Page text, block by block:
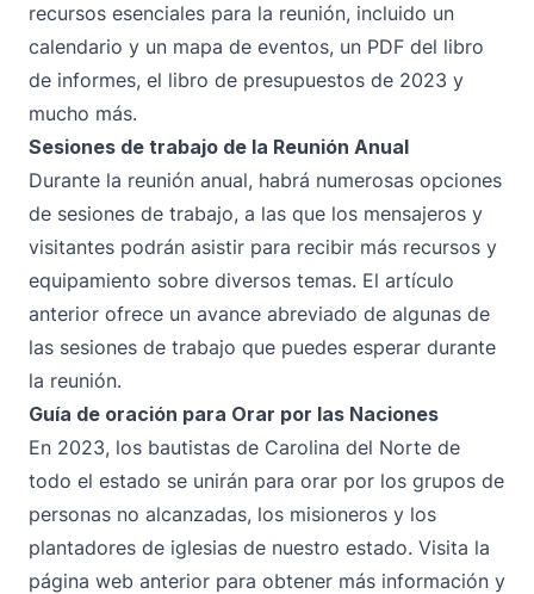
recursos esenciales para la reunión, incluido un
calendario y un mapa de eventos, un PDF del libro
de informes, el libro de presupuestos de 2023 y
mucho más.
Sesiones de trabajo de la Reunión Anual
Durante la reunión anual, habrá numerosas opciones
de sesiones de trabajo, a las que los mensajeros y
visitantes podrán asistir para recibir más recursos y
equipamiento sobre diversos temas. El artículo
anterior ofrece un avance abreviado de algunas de
las sesiones de trabajo que puedes esperar durante
la reunión.
Guía de oración para Orar por las Naciones
En 2023, los bautistas de Carolina del Norte de
todo el estado se unirán para orar por los grupos de
personas no alcanzadas, los misioneros y los
plantadores de iglesias de nuestro estado. Visita la
página web anterior para obtener más información y